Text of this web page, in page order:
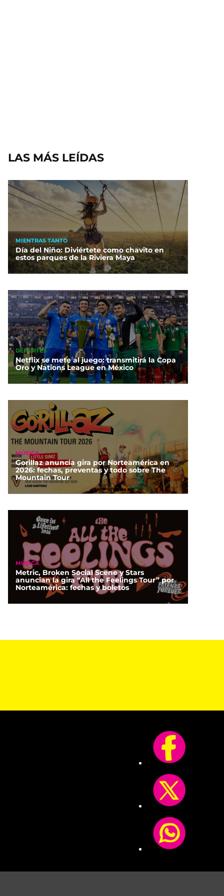
LAS MÁS LEÍDAS
MIENTRAS TANTO
Día del Niño: Diviértete como chavito en
estos parques de la Riviera Maya
DEPORTES
Netflix se mete al juego: transmitirá la Copa
Oro y Nations League en México
MÚSICA
Gorillaz anuncia gira por Norteamérica en
2026: fechas, preventas y todo sobre The
Mountain Tour
MÚSICA
Metric, Broken Social Scene y Stars
anuncian la gira “All the Feelings Tour” por
Norteamérica: fechas y boletos